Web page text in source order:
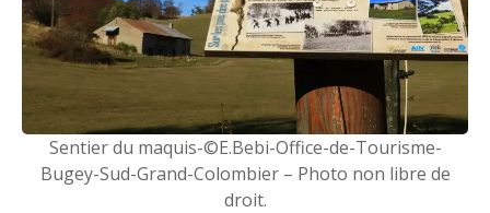
Sentier du maquis-©E.Bebi-Office-de-Tourisme-
Bugey-Sud-Grand-Colombier – Photo non libre de
droit.